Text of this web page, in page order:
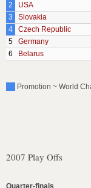
2
USA
3
Slovakia
4
Czech Republic
5
Germany
6
Belarus
Promotion ~ World
2007 Play Offs
Quarter-finals